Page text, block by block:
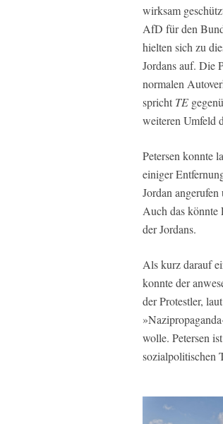
wirksam
AfD für den
hielten sich zu
Jordans auf. Die
normalen
spricht TE
weiteren Umfeld
Petersen konnte
einiger
Jordan
Auch das könnte
der Jordans.
Als kurz darauf
konnte der
der Protestler,
wolle. Petersen
sozialpolitischen